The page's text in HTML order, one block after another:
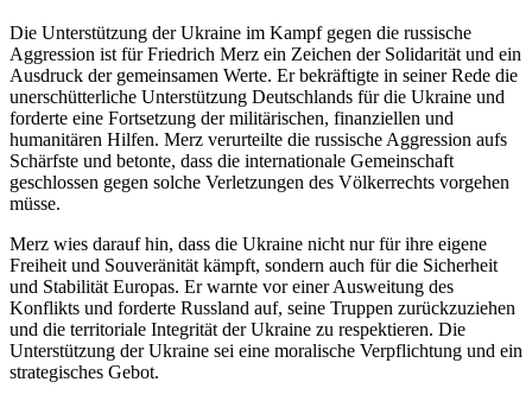
Die Unterstützung der Ukraine im Kampf gegen die russische
Aggression ist für Friedrich Merz ein Zeichen der Solidarität und ein
Ausdruck der gemeinsamen Werte. Er bekräftigte in seiner Rede die
unerschütterliche Unterstützung Deutschlands für die Ukraine und
forderte eine Fortsetzung der militärischen, finanziellen und
humanitären Hilfen. Merz verurteilte die russische Aggression aufs
Schärfste und betonte, dass die internationale Gemeinschaft
geschlossen gegen solche Verletzungen des Völkerrechts vorgehen
müsse.
Merz wies darauf hin, dass die Ukraine nicht nur für ihre eigene
Freiheit und Souveränität kämpft, sondern auch für die Sicherheit
und Stabilität Europas. Er warnte vor einer Ausweitung des
Konflikts und forderte Russland auf, seine Truppen zurückzuziehen
und die territoriale Integrität der Ukraine zu respektieren. Die
Unterstützung der Ukraine sei eine moralische Verpflichtung und ein
strategisches Gebot.